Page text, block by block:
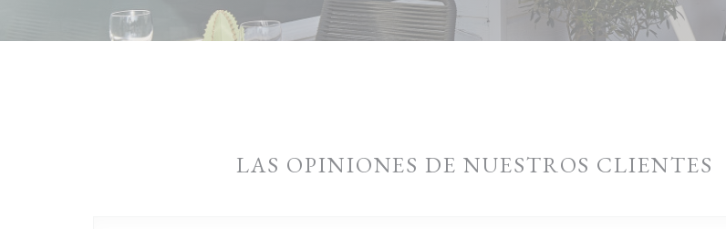
LAS OPINIONES DE NUESTROS CLIENTES